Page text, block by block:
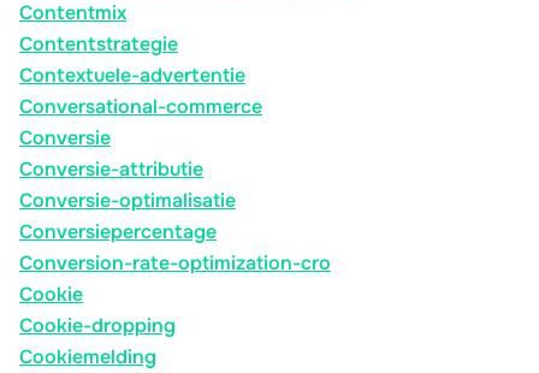
Contentmix
Contentstrategie
Contextuele-advertentie
Conversational-commerce
Conversie
Conversie-attributie
Conversie-optimalisatie
Conversiepercentage
Conversion-rate-optimization-cro
Cookie
Cookie-dropping
Cookiemelding